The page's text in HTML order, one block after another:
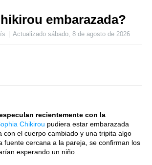
embarazada?
Actualizadosábado, 8 de agosto de 2026
recientemente con la
Chikirou pudiera estar embarazada
con el cuerpo cambiado y una tripita algo
fuente cercana a la pareja, se confirman los
esperando un niño.